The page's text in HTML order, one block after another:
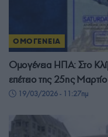
ΟΜΟΓΕΝΕΙΑ
Ομογένεια ΗΠΑ: Στο
επέτειο της 25ης
19/03/2026 - 11:27πμ